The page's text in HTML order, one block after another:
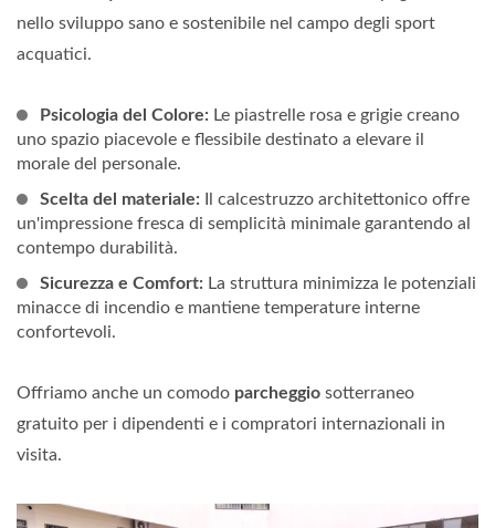
nello sviluppo sano e sostenibile nel campo degli sport
acquatici.
Psicologia del Colore: Le piastrelle rosa e grigie creano
uno spazio piacevole e flessibile destinato a elevare il
morale del personale.
Scelta del materiale: Il calcestruzzo architettonico offre
un'impressione fresca di semplicità minimale garantendo al
contempo durabilità.
Sicurezza e Comfort: La struttura minimizza le potenziali
minacce di incendio e mantiene temperature interne
confortevoli.
Offriamo anche un comodo parcheggio sotterraneo
gratuito per i dipendenti e i compratori internazionali in
visita.